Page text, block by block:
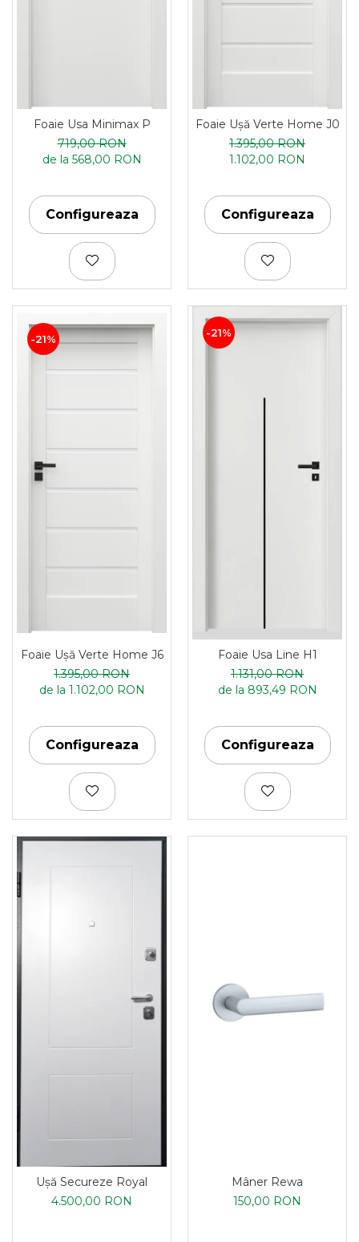
Foaie Usa Minimax P
719,00 RON
de la 568,00 RON
Configureaza
Foaie Ușă Verte Home J0
1.395,00 RON
1.102,00 RON
Configureaza
-21%
Foaie Ușă Verte Home J6
1.395,00 RON
de la 1.102,00 RON
Configureaza
-21%
Foaie Usa Line H1
1.131,00 RON
de la 893,49 RON
Configureaza
Ușă Secureze Royal
4.500,00 RON
Mâner Rewa
150,00 RON